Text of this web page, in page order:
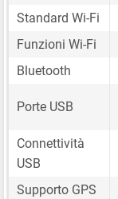
Standard Wi-Fi
Funzioni Wi-Fi
Bluetooth
Porte USB
Connettività
USB
Supporto GPS